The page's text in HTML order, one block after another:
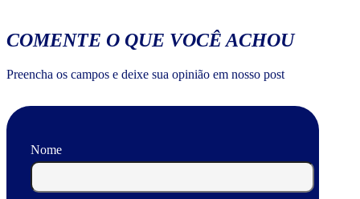
COMENTE O QUE VOCÊ ACHOU
Preencha os campos e deixe sua opinião em nosso post
Nome